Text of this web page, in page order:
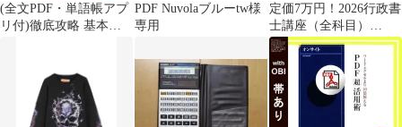
(全文PDF・単語帳アプ
リ付)徹底攻略 基本情
PDF Nuvolaブルーtw様
専用
定価7万円！2026行政書
士講座（全科目）
DVD34枚◇PDFテキス
ト＆問題集